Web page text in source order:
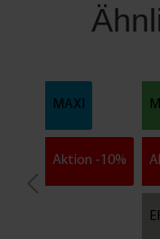
MAXI
Aktion -10%